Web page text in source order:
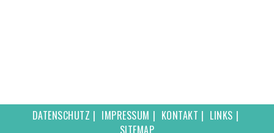
DATENSCHUTZ IMPRESSUM KONTAKT
LINKS
SITEMAP